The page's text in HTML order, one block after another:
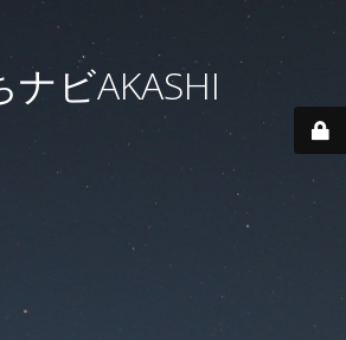
ナビAKASHI